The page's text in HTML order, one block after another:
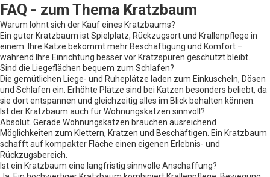
FAQ - zum Thema Kratzbaum
Warum lohnt sich der Kauf eines Kratzbaums?
Ein guter Kratzbaum ist Spielplatz, Rückzugsort und Krallenpflege in
einem. Ihre Katze bekommt mehr Beschäftigung und Komfort –
während Ihre Einrichtung besser vor Kratzspuren geschützt bleibt.
Sind die Liegeflächen bequem zum Schlafen?
Die gemütlichen Liege- und Ruheplätze laden zum Einkuscheln, Dösen
und Schlafen ein. Erhöhte Plätze sind bei Katzen besonders beliebt, da
sie dort entspannen und gleichzeitig alles im Blick behalten können.
Ist der Kratzbaum auch für Wohnungskatzen sinnvoll?
Absolut. Gerade Wohnungskatzen brauchen ausreichend
Möglichkeiten zum Klettern, Kratzen und Beschäftigen. Ein Kratzbaum
schafft auf kompakter Fläche einen eigenen Erlebnis- und
Rückzugsbereich.
Ist ein Kratzbaum eine langfristig sinnvolle Anschaffung?